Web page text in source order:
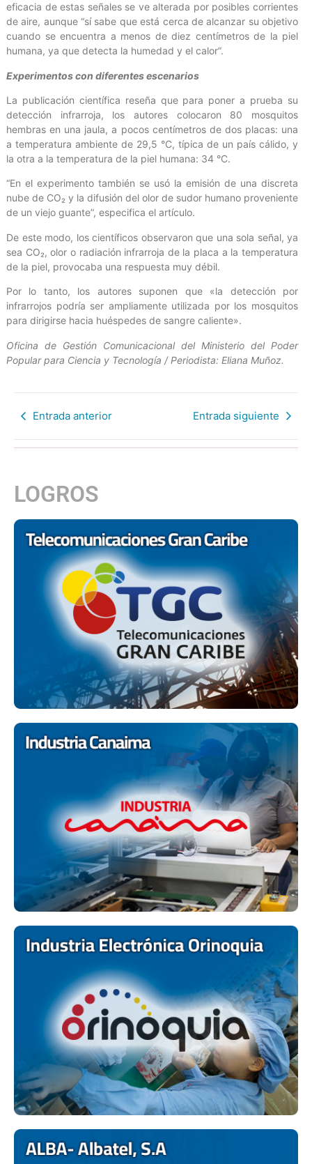
eficacia de estas señales se ve alterada por posibles corrientes
de aire, aunque “sí sabe que está cerca de alcanzar su objetivo
cuando se encuentra a menos de diez centímetros de la piel
humana, ya que detecta la humedad y el calor”.
Experimentos con diferentes escenarios
La publicación científica reseña que para poner a prueba su
detección infrarroja, los autores colocaron 80 mosquitos
hembras en una jaula, a pocos centímetros de dos placas: una
a temperatura ambiente de 29,5 °C, típica de un país cálido, y
la otra a la temperatura de la piel humana: 34 °C.
“En el experimento también se usó la emisión de una discreta
nube de CO₂ y la difusión del olor de sudor humano proveniente
de un viejo guante”, especifica el artículo.
De este modo, los científicos observaron que una sola señal, ya
sea CO₂, olor o radiación infrarroja de la placa a la temperatura
de la piel, provocaba una respuesta muy débil.
Por lo tanto, los autores suponen que «la detección por
infrarrojos podría ser ampliamente utilizada por los mosquitos
para dirigirse hacia huéspedes de sangre caliente».
Oficina de Gestión Comunicacional del Ministerio del Poder
Popular para Ciencia y Tecnología / Periodista: Eliana Muñoz.
Entrada anterior Entrada siguiente
LOGROS